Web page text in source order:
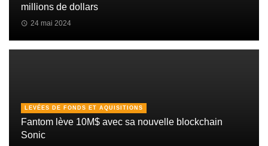
millions de dollars
24 mai 2024
LEVÉES DE FONDS ET AQUISITIONS
Fantom lève 10M$ avec sa nouvelle blockchain
Sonic